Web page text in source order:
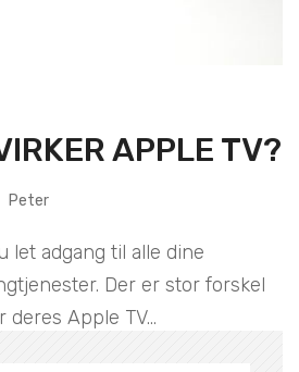
APPLE TV?
Peter
let adgang til alle dine
Der er stor forskel
Apple TV...